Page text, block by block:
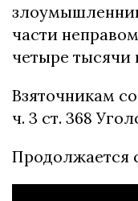
части
четыре тысячи
Взяточникам
ч. 3 ст. 368
Продолжается